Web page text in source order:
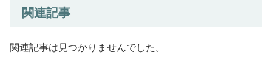
関連記事
関連記事は見つかりませんでした。